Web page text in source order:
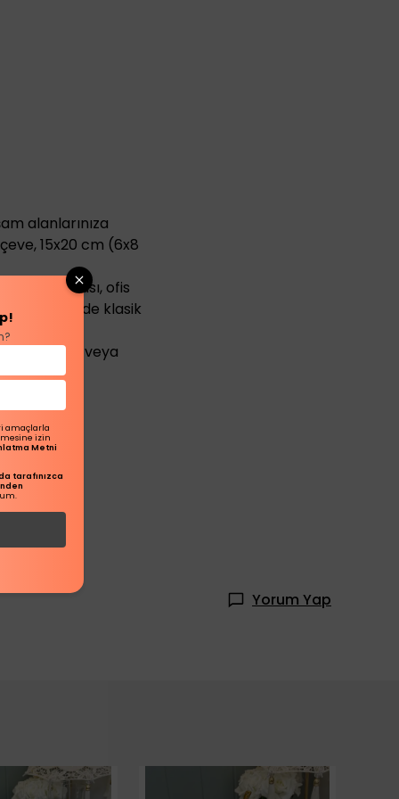
alanlarınıza
15x20 cm (6x8
yatak odası, ofis
hem de klasik
sergilemek veya
Yorum Yap
amaçlarla
izin
Metni
tarafınızca